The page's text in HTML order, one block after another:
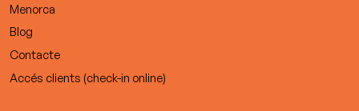
Menorca
Blog
Contacte
Accés clients (check-in online)